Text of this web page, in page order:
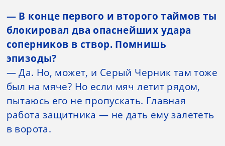
— В конце первого и второго таймов ты
блокировал два опаснейших удара
соперников в створ. Помнишь
эпизоды?
— Да. Но, может, и Серый Черник там тоже
был на мяче? Но если мяч летит рядом,
пытаюсь его не пропускать. Главная
работа защитника — не дать ему залететь
в ворота.